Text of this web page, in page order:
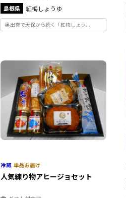
島根県 紅梅しょうゆ
奥出雲で天保から続く「紅梅しょう...
人気練り物アヒージョセット